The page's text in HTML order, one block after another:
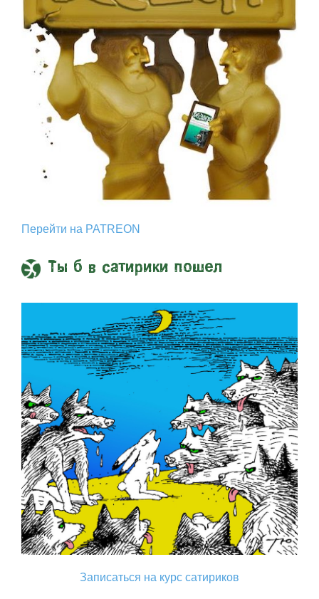
Перейти на PATREON
Ты б в сатирики пошел
Записаться на курс сатириков